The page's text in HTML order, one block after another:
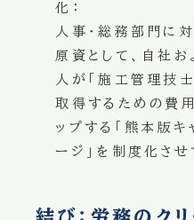
化：
人事・総務部門に
原資として、自社
人が「施工管理技
取得するための費
ップする「熊本版キ
ージ」を制度化させ